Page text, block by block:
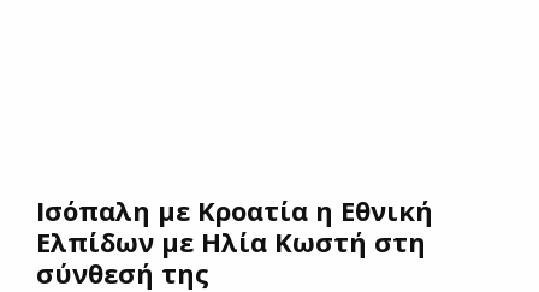
UΙσόπαλη με Κροατία η Εθνική
Ελπίδων με Ηλία Κωστή στη
σύνθεσή της